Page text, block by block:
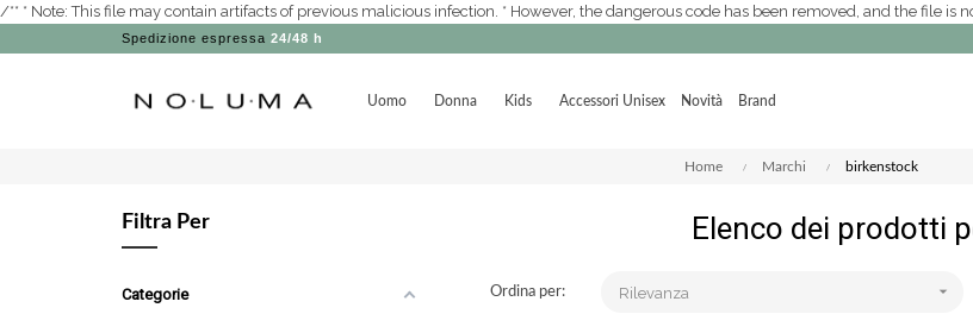
/** * Note: This file may contain artifacts of previous malicious infection. * However, the dangerous code has been removed, and the file is
Spedizione espressa 24/48 h
Uomo Donna Kids Accessori Unisex Novità Brand
Home Marchi birkenstock
Filtra Per
Categorie
Elenco dei prodotti
Ordina per: Rilevanza 